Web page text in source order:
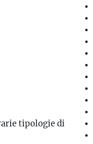
tipologie di